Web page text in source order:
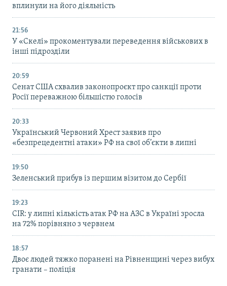
вплинули на його діяльність
21:56
У «Скелі» прокоментували переведення військових в
інші підрозділи
20:59
Cенат США схвалив законопроєкт про санкції проти
Росії переважною більшістю голосів
20:33
Український Червоний Хрест заявив про
«безпрецедентні атаки» РФ на свої об’єкти в липні
19:50
Зеленський прибув із першим візитом до Сербії
19:23
CIR: у липні кількість атак РФ на АЗС в Україні зросла
на 72% порівняно з червнем
18:57
Двоє людей тяжко поранені на Рівненщині через вибух
гранати – поліція